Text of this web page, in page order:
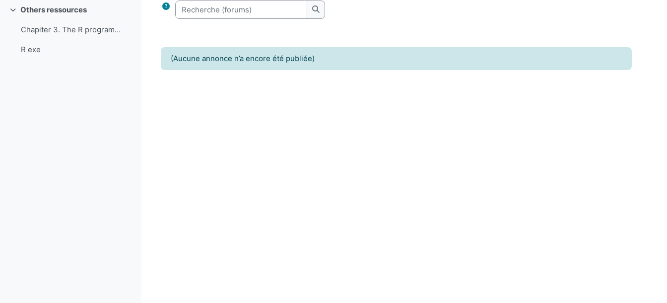
Replier
Others ressources
Chapiter 3. The R programming Language and Softwar...
R exe
Recherche (forums)
Recherche (forums)
(Aucune annonce n’a encore été publiée)